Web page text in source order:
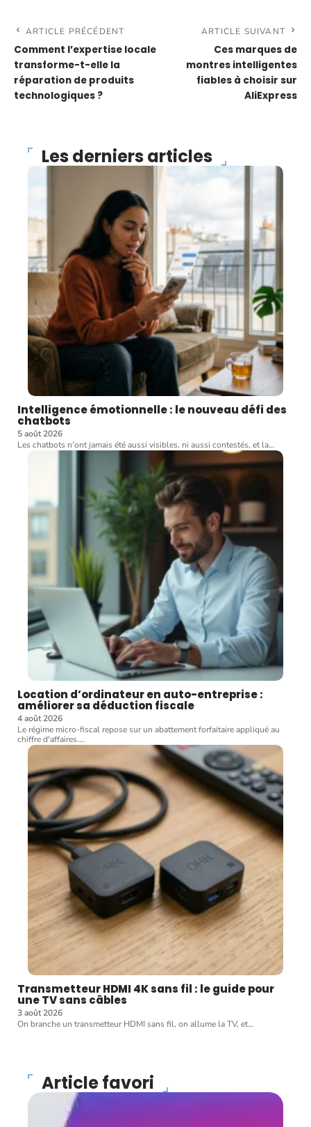
ARTICLE PRÉCÉDENT
Comment l’expertise locale
transforme-t-elle la
réparation de produits
technologiques ?
ARTICLE SUIVANT
Ces marques de
montres intelligentes
fiables à choisir sur
AliExpress
Les derniers articles
Intelligence émotionnelle : le nouveau défi des
chatbots
5 août 2026
Les chatbots n’ont jamais été aussi visibles, ni aussi contestés, et la…
Location d’ordinateur en auto-entreprise :
améliorer sa déduction fiscale
4 août 2026
Le régime micro-fiscal repose sur un abattement forfaitaire appliqué au
chiffre d'affaires.…
Transmetteur HDMI 4K sans fil : le guide pour
une TV sans câbles
3 août 2026
On branche un transmetteur HDMI sans fil, on allume la TV, et…
Article favori